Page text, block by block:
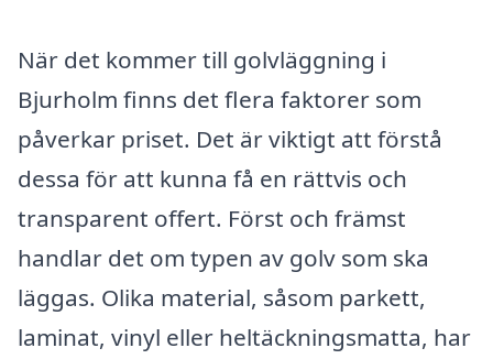
När det kommer till golvläggning i
Bjurholm finns det flera faktorer som
påverkar priset. Det är viktigt att förstå
dessa för att kunna få en rättvis och
transparent offert. Först och främst
handlar det om typen av golv som ska
läggas. Olika material, såsom parkett,
laminat, vinyl eller heltäckningsmatta, har